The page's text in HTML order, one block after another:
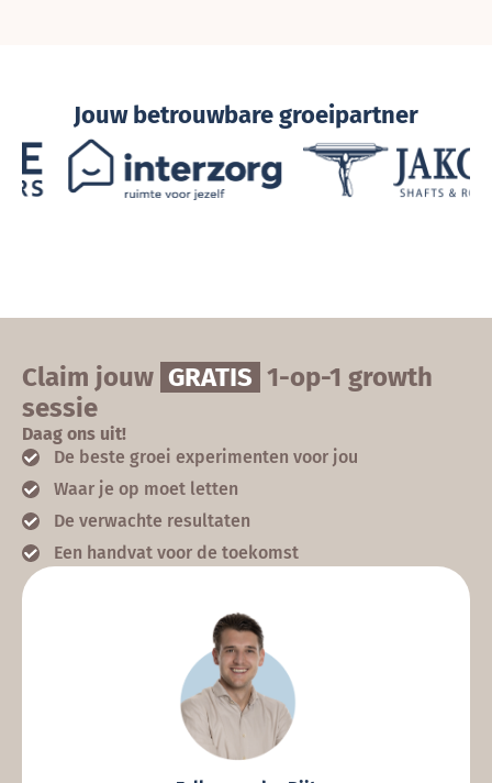
Jouw betrouwbare groeipartner
Claim jouw GRATIS 1-op-1 growth
sessie
Daag ons uit!
De beste groei experimenten voor jou
Waar je op moet letten
De verwachte resultaten
Een handvat voor de toekomst